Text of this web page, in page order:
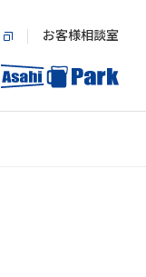
お客様相談室